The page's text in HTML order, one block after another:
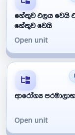
හේතුව ඵලය වෙයි
හේතුව වෙයි
Open unit
ආරෝග්‍ය
Open unit